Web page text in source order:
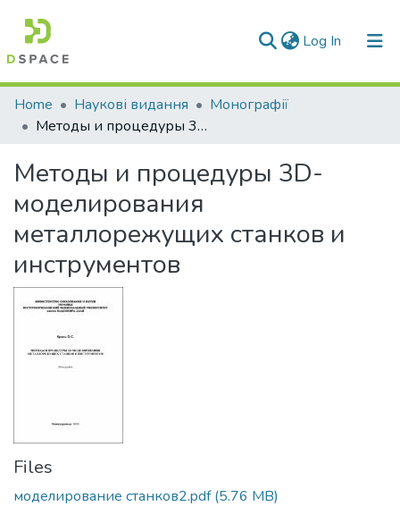
Log In (current)
Communities & Collections
All of DSpace
Statistics
Home Наукові видання
Монографії
Методы и процедуры 3D-моделирования металлорежущих станков и инструментов
Методы и процедуры 3D-
моделирования
металлорежущих станков и
инструментов
Files
моделирование станков2.pdf(5.76 MB)